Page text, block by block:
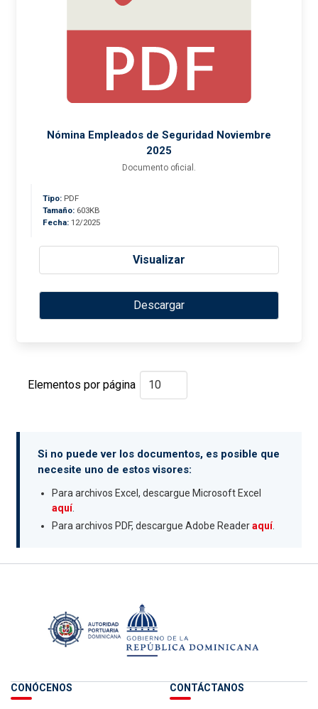
Nómina Empleados de Seguridad Noviembre
2025
Documento oficial.
Tipo: PDF
Tamaño: 603KB
Fecha: 12/2025
Visualizar
Descargar
Elementos por página
Si no puede ver los documentos, es posible que
necesite uno de estos visores:
Para archivos Excel, descargue Microsoft Excel
aquí.
Para archivos PDF, descargue Adobe Readeraquí.
CONÓCENOS CONTÁCTANOS